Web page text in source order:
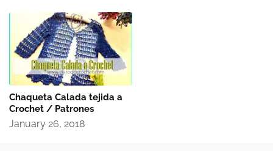
Chaqueta Calada tejida a
Crochet / Patrones
January 26, 2018